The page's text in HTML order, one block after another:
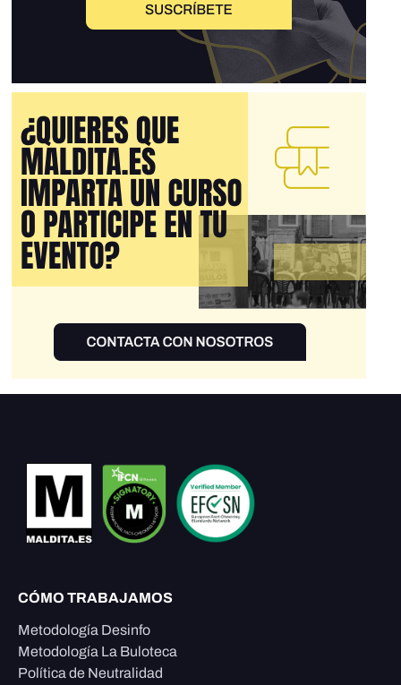
CÓMO TRABAJAMOS
Metodología Desinfo
Metodología La Buloteca
Política de Neutralidad